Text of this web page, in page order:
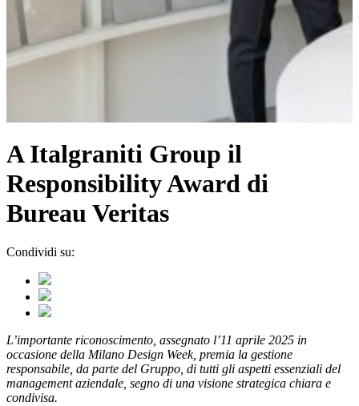
A Italgraniti Group il
Responsibility Award di
Bureau Veritas
Condividi su:
L’importante riconoscimento, assegnato l’11 aprile 2025 in
occasione della Milano Design Week, premia la gestione
responsabile, da parte del Gruppo, di tutti gli aspetti essenziali del
management aziendale, segno di una visione strategica chiara e
condivisa.